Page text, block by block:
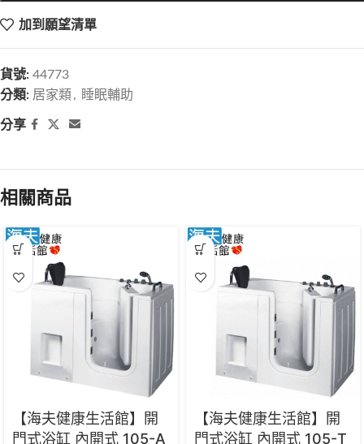
加到願望清單
貨號: 44773
分類: 居家類 , 睡眠輔助
分享
相關商品
【海夫健康生活館】開
門式浴缸 內開式 105-A
【海夫健康生活館】開
門式浴缸 內開式 105-T